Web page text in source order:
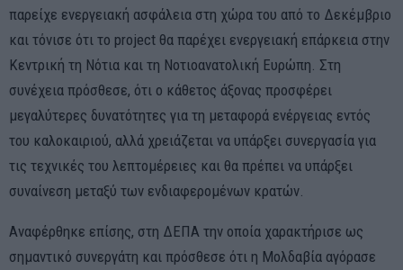
παρείχε ενεργειακή ασφάλεια στη χώρα του από το Δεκέμβριο
και τόνισε ότι το project θα παρέχει ενεργειακή επάρκεια στην
Κεντρική τη Νότια και τη Νοτιοανατολική Ευρώπη. Στη
συνέχεια πρόσθεσε, ότι ο κάθετος άξονας προσφέρει
μεγαλύτερες δυνατότητες για τη μεταφορά ενέργειας εντός
του καλοκαιριού, αλλά χρειάζεται να υπάρξει συνεργασία για
τις τεχνικές του λεπτομέρειες και θα πρέπει να υπάρξει
συναίνεση μεταξύ των ενδιαφερομένων κρατών.
Αναφέρθηκε επίσης, στη ΔΕΠΑ την οποία χαρακτήρισε ως
σημαντικό συνεργάτη και πρόσθεσε ότι η Μολδαβία αγόρασε